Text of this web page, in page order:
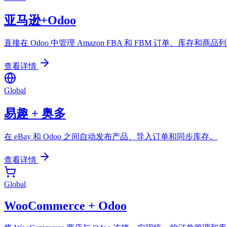
亚马逊+Odoo
直接在 Odoo 中管理 Amazon FBA 和 FBM 订单、库存和商品
查看详情
Global
易趣 + 奥多
在 eBay 和 Odoo 之间自动发布产品、导入订单和同步库存。
查看详情
Global
WooCommerce + Odoo